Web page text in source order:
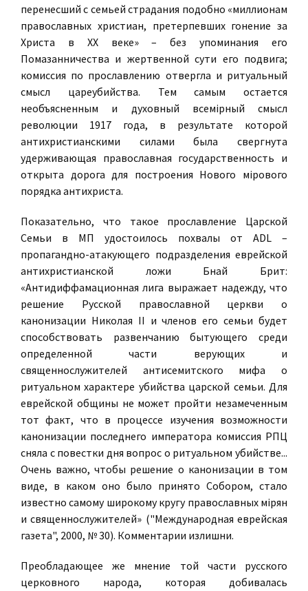
перенесший с семьей страдания подобно «миллионам
православных христиан, претерпевших гонение за
Христа в ХХ веке» – без упоминания его
Помазанничества и жертвенной сути его подвига;
комиссия по прославлению отвергла и ритуальный
смысл цареубийства. Тем самым остается
необъясненным и духовный всемiрный смысл
революции 1917 года, в результате которой
антихристианскими силами была свергнута
удерживающая православная государственность и
открыта дорога для построения Нового мiрового
порядка антихриста.
Показательно, что такое прославление Царской
Семьи в МП удостоилось похвалы от ADL –
пропагандно-атакующего подразделения еврейской
антихристианской ложи Бнай Брит:
«Антидиффамационная лига выражает надежду, что
решение Русской православной церкви о
канонизации Николая II и членов его семьи будет
способствовать развенчанию бытующего среди
определенной части верующих и
священнослужителей антисемитского мифа о
ритуальном характере убийства царской семьи. Для
еврейской общины не может пройти незамеченным
тот факт, что в процессе изучения возможности
канонизации последнего императора комиссия РПЦ
сняла с повестки дня вопрос о ритуальном убийстве...
Очень важно, чтобы решение о канонизации в том
виде, в каком оно было принято Собором, стало
известно самому широкому кругу православных мiрян
и священнослужителей» ("Международная еврейская
газета", 2000, № 30). Комментарии излишни.
Преобладающее же мнение той части русского
церковного народа, которая добивалась